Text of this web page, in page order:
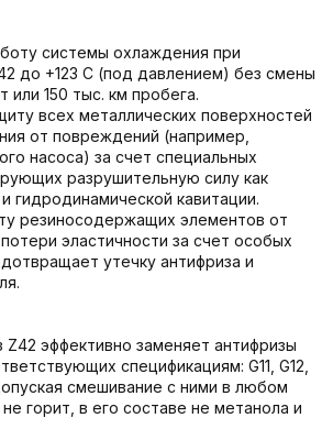
системы охлаждения при
до +123 С (под давлением) без смены
или 150 тыс. км пробега.
всех металлических поверхностей
от повреждений (например,
насоса) за счет специальных
разрушительную силу как
гидродинамической кавитации.
резиносодержащих элементов от
эластичности за счет особых
утечку антифриза и
Z42 эффективно заменяет антифризы
спецификациям: G11, G12,
смешивание с ними в любом
горит, в его составе не метанола и